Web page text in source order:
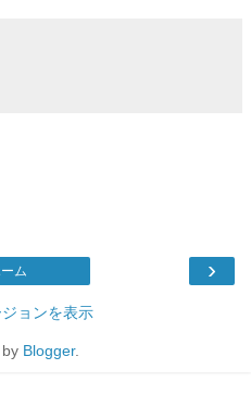
›
ム
ョンを表示
Blogger.